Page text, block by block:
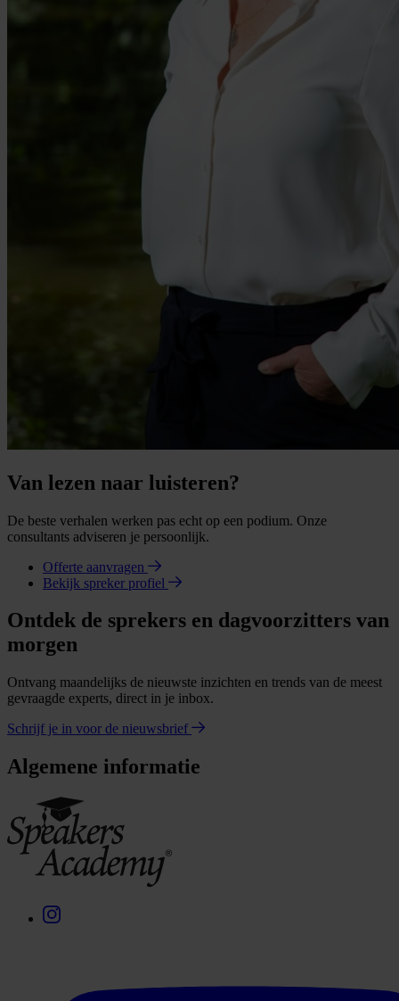
Van lezen naar luisteren?
De beste verhalen werken pas echt op een podium. Onze
consultants adviseren je persoonlijk.
Offerte aanvragen
Bekijk spreker profiel
Ontdek de sprekers en dagvoorzitters van
morgen
Ontvang maandelijks de nieuwste inzichten en trends van de meest
gevraagde experts, direct in je inbox.
Schrijf je in voor de nieuwsbrief
Algemene informatie